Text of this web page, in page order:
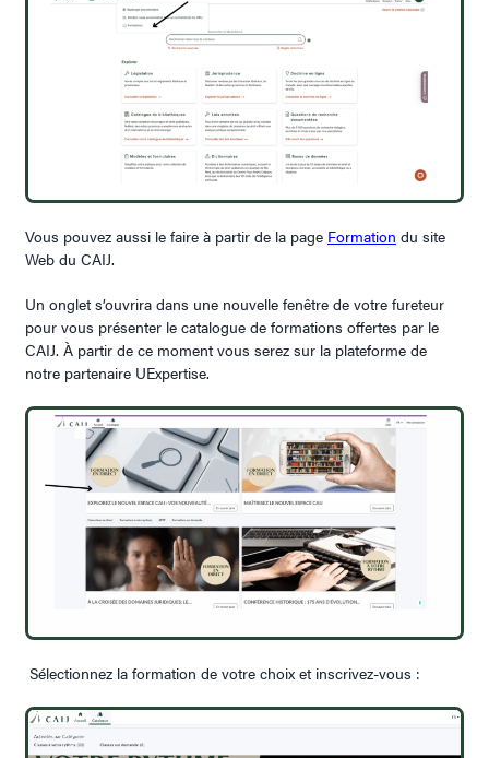
Vous pouvez aussi le faire à partir de la page Formation du site
Web du CAIJ.
Un onglet s’ouvrira dans une nouvelle fenêtre de votre fureteur
pour vous présenter le catalogue de formations offertes par le
CAIJ. À partir de ce moment vous serez sur la plateforme de
notre partenaire UExpertise.
Sélectionnez la formation de votre choix et inscrivez-vous :